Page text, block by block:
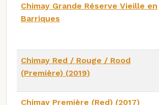
Chimay Grande Réserve Vieille en
Barriques
Chimay Red / Rouge / Rood
(Première) (2019)
Chimay Première (Red) (2017)